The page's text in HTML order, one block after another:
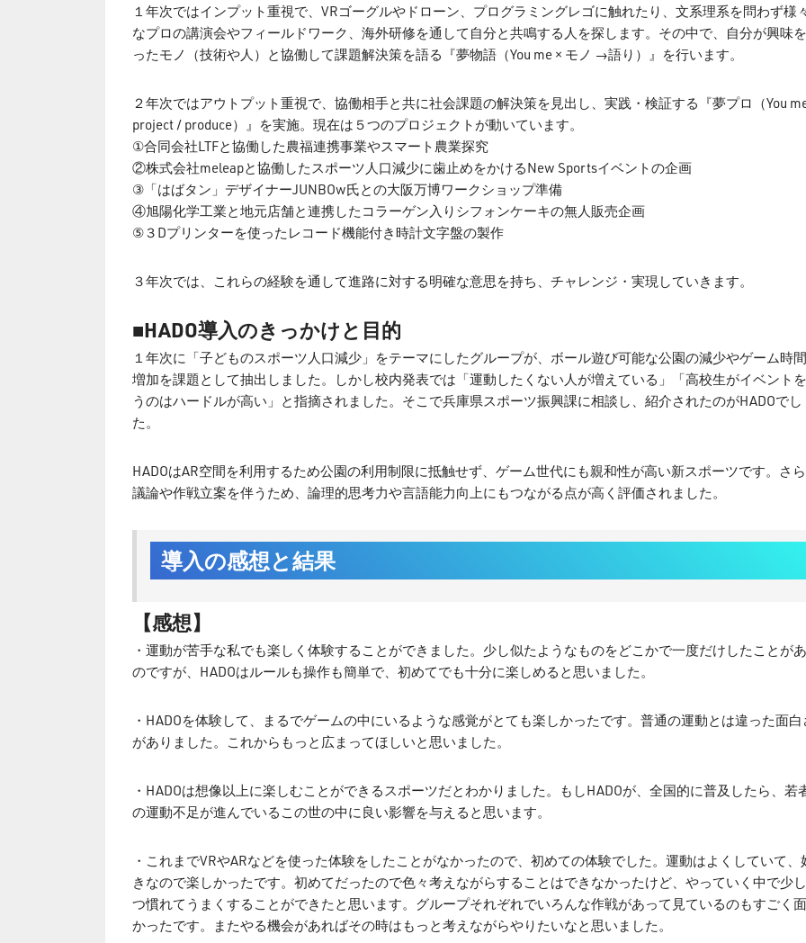
１年次ではインプット重視で、VRゴーグルやドローン、プログラミングレゴに触れたり、文系理系を問わず様
なプロの講演会やフィールドワーク、海外研修を通して自分と共鳴する人を探します。その中で、自分が興味
ったモノ（技術や人）と協働して課題解決策を語る『夢物語（You me × モノ →語り）』を行います。
２年次ではアウトプット重視で、協働相手と共に社会課題の解決策を見出し、実践・検証する『夢プロ（You
project / produce）』を実施。現在は５つのプロジェクトが動いています。
①合同会社LTFと協働した農福連携事業やスマート農業探究
②株式会社meleapと協働したスポーツ人口減少に歯止めをかけるNew Sportsイベントの企画
③「はばタン」デザイナーJUNBOw氏との大阪万博ワークショップ準備
④旭陽化学工業と地元店舗と連携したコラーゲン入りシフォンケーキの無人販売企画
⑤３Dプリンターを使ったレコード機能付き時計文字盤の製作
３年次では、これらの経験を通して進路に対する明確な意思を持ち、チャレンジ・実現していきます。
■HADO導入のきっかけと目的
１年次に「子どものスポーツ人口減少」をテーマにしたグループが、ボール遊び可能な公園の減少やゲーム時
増加を課題として抽出しました。しかし校内発表では「運動したくない人が増えている」「高校生がイベント
うのはハードルが高い」と指摘されました。そこで兵庫県スポーツ振興課に相談し、紹介されたのがHADOでし
た。
HADOはAR空間を利用するため公園の利用制限に抵触せず、ゲーム世代にも親和性が高い新スポーツです。さ
議論や作戦立案を伴うため、論理的思考力や言語能力向上にもつながる点が高く評価されました。
導入の感想と結果
【感想】
・運動が苦手な私でも楽しく体験することができました。少し似たようなものをどこかで一度だけしたことが
のですが、HADOはルールも操作も簡単で、初めてでも十分に楽しめると思いました。
・HADOを体験して、まるでゲームの中にいるような感覚がとても楽しかったです。普通の運動とは違った面白
がありました。これからもっと広まってほしいと思いました。
・HADOは想像以上に楽しむことができるスポーツだとわかりました。もしHADOが、全国的に普及したら、若
の運動不足が進んでいるこの世の中に良い影響を与えると思います。
・これまでVRやARなどを使った体験をしたことがなかったので、初めての体験でした。運動はよくしていて、
きなので楽しかったです。初めてだったので色々考えながらすることはできなかったけど、やっていく中で少
つ慣れてうまくすることができたと思います。グループそれぞれでいろんな作戦があって見ているのもすごく
かったです。またやる機会があればその時はもっと考えながらやりたいなと思いました。